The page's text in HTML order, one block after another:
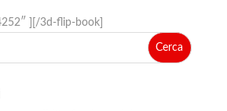
][/3d-flip-book]